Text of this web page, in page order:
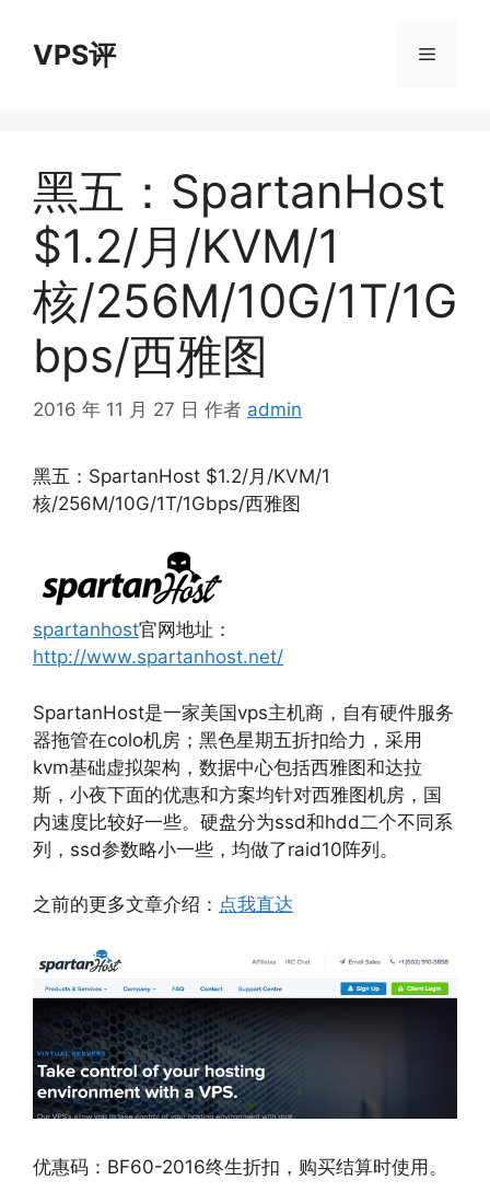
VPS评 菜
黑五：SpartanHost
$1.2/月/KVM/1
核/256M/10G/1T/1G
bps/西雅图
2016 年 11 月 27 日 作者 admin
黑五：SpartanHost $1.2/月/KVM/1
核/256M/10G/1T/1Gbps/西雅图
spartanhost官网地址：
http://www.spartanhost.net/
SpartanHost是一家美国vps主机商，自有硬件服务
器拖管在colo机房；黑色星期五折扣给力，采用
kvm基础虚拟架构，数据中心包括西雅图和达拉
斯，小夜下面的优惠和方案均针对西雅图机房，国
内速度比较好一些。硬盘分为ssd和hdd二个不同系
列，ssd参数略小一些，均做了raid10阵列。
之前的更多文章介绍： 点我直达
优惠码：BF60-2016终生折扣，购买结算时使用。